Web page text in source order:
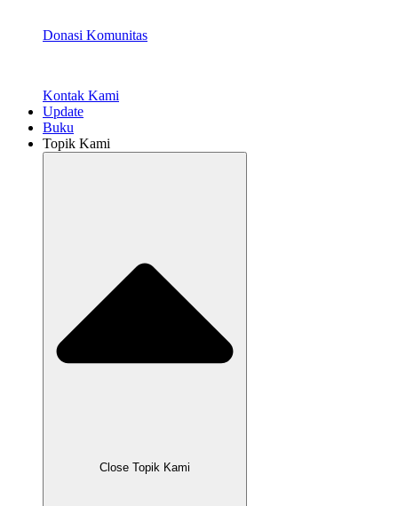
Donasi Komunitas
Kontak Kami
Update
Buku
Topik Kami
Close Topik Kami